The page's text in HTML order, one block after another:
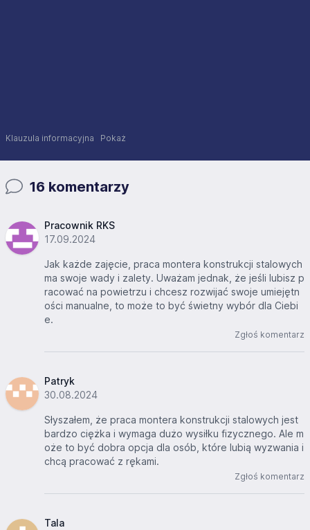
Klauzula informacyjna Pokaż
16 komentarzy
Pracownik RKS
17.09.2024
Jak każde zajęcie, praca montera konstrukcji stalowych
ma swoje wady i zalety. Uważam jednak, że jeśli lubisz p
racować na powietrzu i chcesz rozwijać swoje umiejętn
ości manualne, to może to być świetny wybór dla Ciebi
e.
Zgłoś komentarz
Patryk
30.08.2024
Słyszałem, że praca montera konstrukcji stalowych jest
bardzo ciężka i wymaga dużo wysiłku fizycznego. Ale m
oże to być dobra opcja dla osób, które lubią wyzwania i
chcą pracować z rękami.
Zgłoś komentarz
Tala